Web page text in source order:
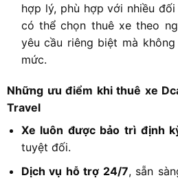
hợp lý, phù hợp với nhiều
có thể chọn thuê xe theo
yêu cầu riêng biệt mà
mức.
Những ưu điểm khi thuê xe
Travel
Xe luôn được bảo trì định
tuyệt đối.
Dịch vụ hỗ trợ 24/7, sẵn